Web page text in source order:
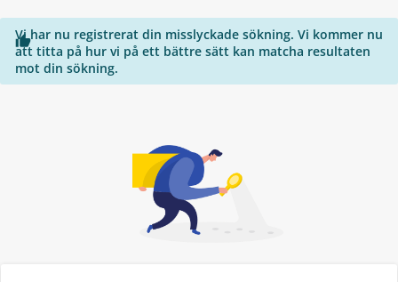

Vi har nu registrerat din misslyckade sökning. Vi kommer nu
att titta på hur vi på ett bättre sätt kan matcha resultaten
mot din sökning.